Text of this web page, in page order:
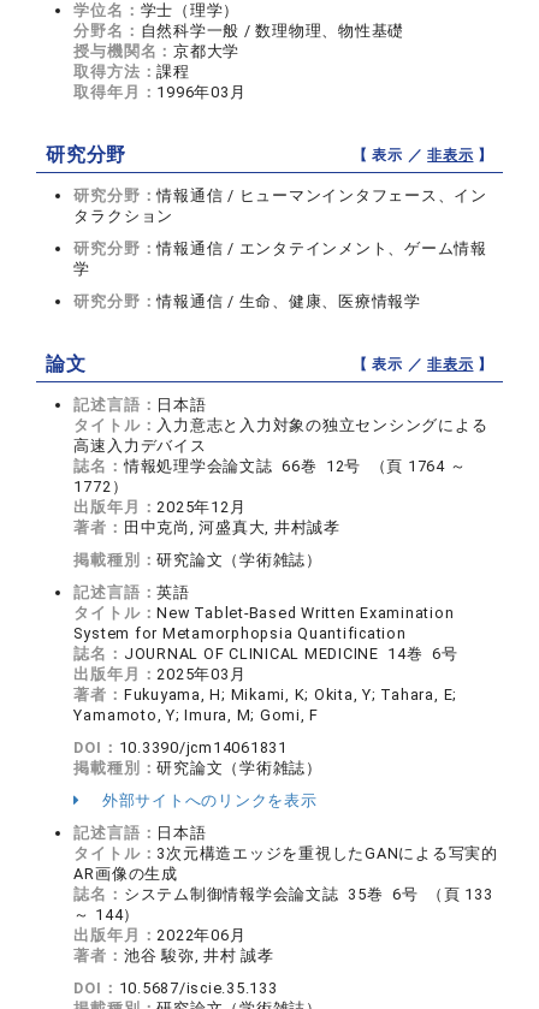
学位名： 学士（理学）
分野名： 自然科学一般 / 数理物理、物性基礎
授与機関名：京都大学
取得方法：課程
取得年月： 1996年03月
研究分野 【 表示 ／非表示 】
研究分野：情報通信 / ヒューマンインタフェース、イン
タラクション
研究分野：情報通信 / エンタテインメント、ゲーム情報
学
研究分野：情報通信 / 生命、健康、医療情報学
論文 【 表示 ／非表示 】
記述言語： 日本語
タイトル： 入力意志と入力対象の独立センシングによる
高速入力デバイス
誌名：情報処理学会論文誌 66巻 12号 （頁 1764 ～
1772）
出版年月：2025年12月
著者： 田中克尚, 河盛真大, 井村誠孝
掲載種別：研究論文（学術雑誌）
記述言語：英語
タイトル：New Tablet-Based Written Examination
System for Metamorphopsia Quantification
誌名： JOURNAL OF CLINICAL MEDICINE 14巻 6号
出版年月：2025年03月
著者： Fukuyama, H; Mikami, K; Okita, Y; Tahara, E;
Yamamoto, Y; Imura, M; Gomi, F
DOI： 10.3390/jcm14061831
掲載種別：研究論文（学術雑誌）
外部サイトへのリンクを表示
記述言語： 日本語
タイトル： 3次元構造エッジを重視したGANによる写実的
AR画像の生成
誌名： システム制御情報学会論文誌 35巻 6号 （頁 133
～ 144）
出版年月：2022年06月
著者： 池谷 駿弥, 井村 誠孝
DOI： 10.5687/iscie.35.133